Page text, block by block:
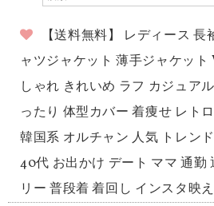
【送料無料】 レディース
ャツジャケット 薄手ジャケッ
しゃれ きれいめ ラフ カジュア
ったり 体型カバー 着痩せ レト
韓国系 オルチャン 人気 トレン
40代 お出かけ デート ママ 通勤
リー 普段着 着回し インスタ映え